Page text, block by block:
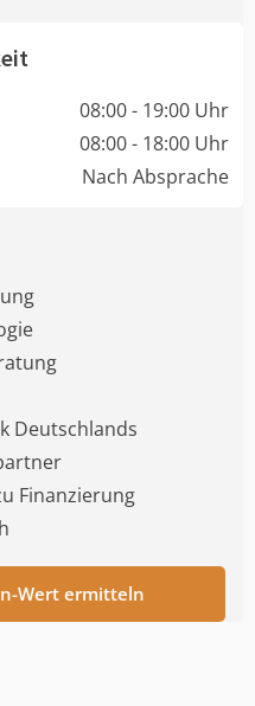
08:00 - 19:00 Uhr
08:00 - 18:00 Uhr
Nach Absprache
Deutschlands
Finanzierung
Wert ermitteln